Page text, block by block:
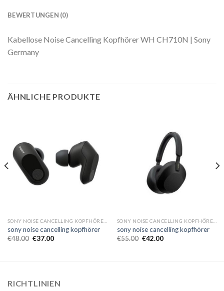
BEWERTUNGEN (0)
Kabellose Noise Cancelling Kopfhörer WH CH710N | Sony
Germany
ÄHNLICHE PRODUKTE
sony noise cancelling kopfhörer
€48.00 €37.00
sony noise cancelling kopfhörer
€55.00 €42.00
RICHTLINIEN